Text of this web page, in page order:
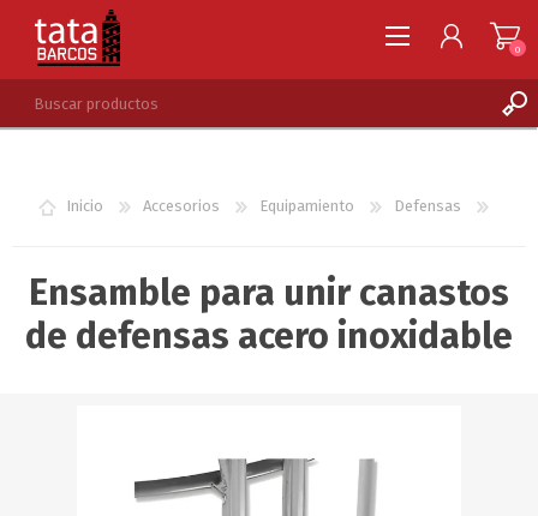
LISTA DE DESEOS
0
Inicio Accesorios Equipamiento Defensas
Ensamble para unir canastos
de defensas acero inoxidable